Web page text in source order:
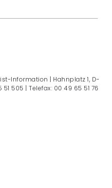
Information | Hahnplatz 1, D-
505 | Telefax: 00 49 65 51 76